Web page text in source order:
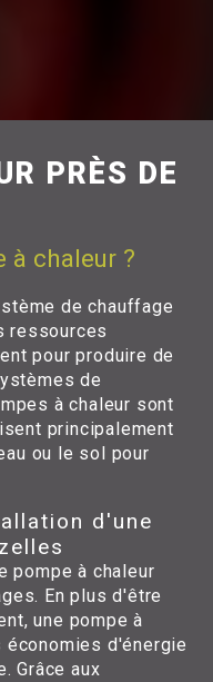
PRÈS DE
à chaleur ?
de chauffage
ressources
pour produire de
de
à chaleur sont
principalement
ou le sol pour
d'une
pompe à chaleur
En plus d'être
une pompe à
d'énergie
Grâce aux